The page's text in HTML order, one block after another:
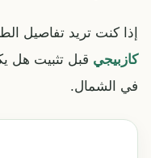
إذا كنت تريد تفاصيل
كازبيجي قبل تثبيت هل
في الشمال.